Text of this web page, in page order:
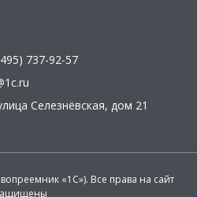
737-92-57
Селезнёвская, дом 21
«1С»). Все права на сайт